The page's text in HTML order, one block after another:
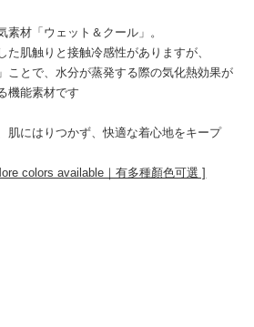
材「ウェット＆クール」。
た肌触りと接触冷感性がありますが、
ことで、水分が蒸発する際の気化熱効果が
機能素材です
肌にはりつかず、快適な着心地をキープ
colors available｜有多種顏色可選 ]